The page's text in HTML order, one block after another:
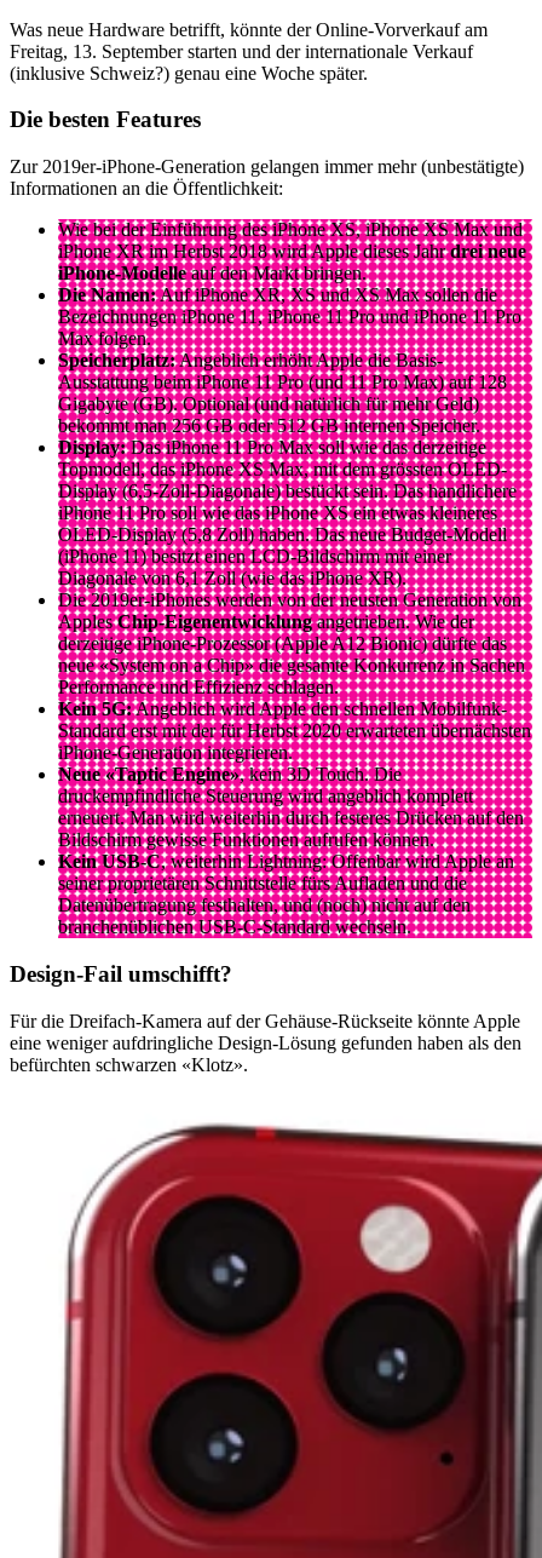
Was neue Hardware betrifft, könnte der Online-Vorverkauf am
Freitag, 13. September starten und der internationale Verkauf
(inklusive Schweiz?) genau eine Woche später.
Die besten Features
Zur 2019er-iPhone-Generation gelangen immer mehr (unbestätigte)
Informationen an die Öffentlichkeit:
Wie bei der Einführung des iPhone XS, iPhone XS Max und
iPhone XR im Herbst 2018 wird Apple dieses Jahrdrei neue
iPhone-Modelleauf den Markt bringen.
Die Namen:Auf iPhone XR, XS und XS Max sollen die
Bezeichnungen iPhone 11, iPhone 11 Pro und iPhone 11 Pro
Max folgen.
Speicherplatz:Angeblich erhöht Apple die Basis-
Ausstattung beim iPhone 11 Pro (und 11 Pro Max) auf 128
Gigabyte (GB). Optional (und natürlich für mehr Geld)
bekommt man 256 GB oder 512 GB internen Speicher.
Display:Das iPhone 11 Pro Max soll wie das derzeitige
Topmodell, das iPhone XS Max, mit dem grössten OLED-
Display (6,5-Zoll-Diagonale) bestückt sein. Das handlichere
iPhone 11 Pro soll wie das iPhone XS ein etwas kleineres
OLED-Display (5,8 Zoll) haben. Das neue Budget-Modell
(iPhone 11) besitzt einen LCD-Bildschirm mit einer
Diagonale von 6,1 Zoll (wie das iPhone XR).
Die 2019er-iPhones werden von der neusten Generation von
ApplesChip-Eigenentwicklungangetrieben. Wie der
derzeitige iPhone-Prozessor (Apple A12 Bionic) dürfte das
neue «System on a Chip» die gesamte Konkurrenz in Sachen
Performance und Effizienz schlagen.
Kein 5G:Angeblich wird Apple den schnellen Mobilfunk-
Standard erst mit der für Herbst 2020 erwarteten übernächsten
iPhone-Generation integrieren.
Neue «Taptic Engine», kein 3D Touch. Die
druckempfindliche Steuerung wird angeblich komplett
erneuert. Man wird weiterhin durch festeres Drücken auf den
Bildschirm gewisse Funktionen aufrufen können.
Kein USB-C, weiterhin Lightning: Offenbar wird Apple an
seiner proprietären Schnittstelle fürs Aufladen und die
Datenübertragung festhalten, und (noch) nicht auf den
branchenüblichen USB-C-Standard wechseln.
Design-Fail umschifft?
Für die Dreifach-Kamera auf der Gehäuse-Rückseite könnte Apple
eine weniger aufdringliche Design-Lösung gefunden haben als den
befürchten schwarzen «Klotz».